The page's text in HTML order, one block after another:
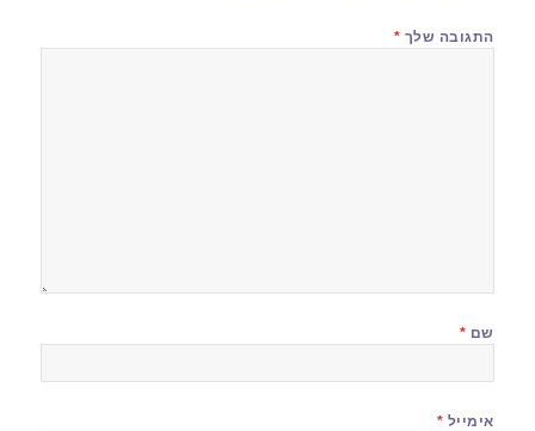
התגובה שלך *
שם *
אימייל *